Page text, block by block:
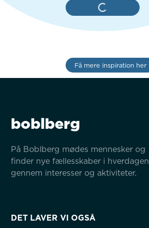
Få mere inspiration her
boblberg
På Boblberg mødes mennesker og
finder nye fællesskaber i hverdagen
gennem interesser og aktiviteter.
DET LAVER VI OGSÅ